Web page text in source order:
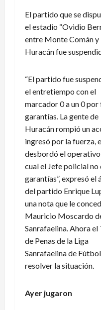
El partido que se
el estadio “Ovidio
entre Monte Comán y
Huracán fue
“El partido fue
el entretiempo con el
marcador 0 a un 0
garantías. La gente de
Huracán rompió un
ingresó por la fuerza,
desbordó el
cual el Jefe policial no
garantías”, expresó el
del partido Enrique
una nota que le
Mauricio Moscardo
Sanrafaelina. Ahora
de Penas de la Liga
Sanrafaelina de
resolver la situación.
Ayer jugaron